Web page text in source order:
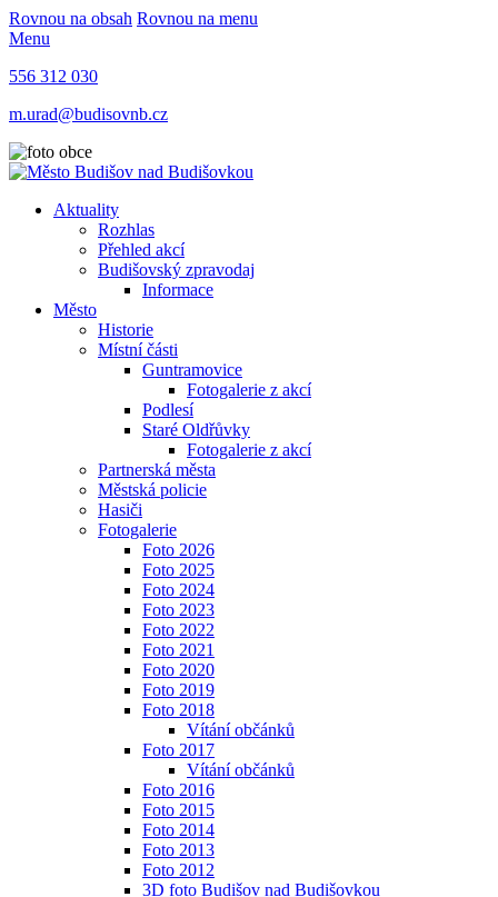
Rovnou na obsah Rovnou na menu
Menu
556 312 030
m.urad@budisovnb.cz
Aktuality
Rozhlas
Přehled akcí
Budišovský zpravodaj
Informace
Město
Historie
Místní části
Guntramovice
Fotogalerie z akcí
Podlesí
Staré Oldřůvky
Fotogalerie z akcí
Partnerská města
Městská policie
Hasiči
Fotogalerie
Foto 2026
Foto 2025
Foto 2024
Foto 2023
Foto 2022
Foto 2021
Foto 2020
Foto 2019
Foto 2018
Vítání občánků
Foto 2017
Vítání občánků
Foto 2016
Foto 2015
Foto 2014
Foto 2013
Foto 2012
3D foto Budišov nad Budišovkou